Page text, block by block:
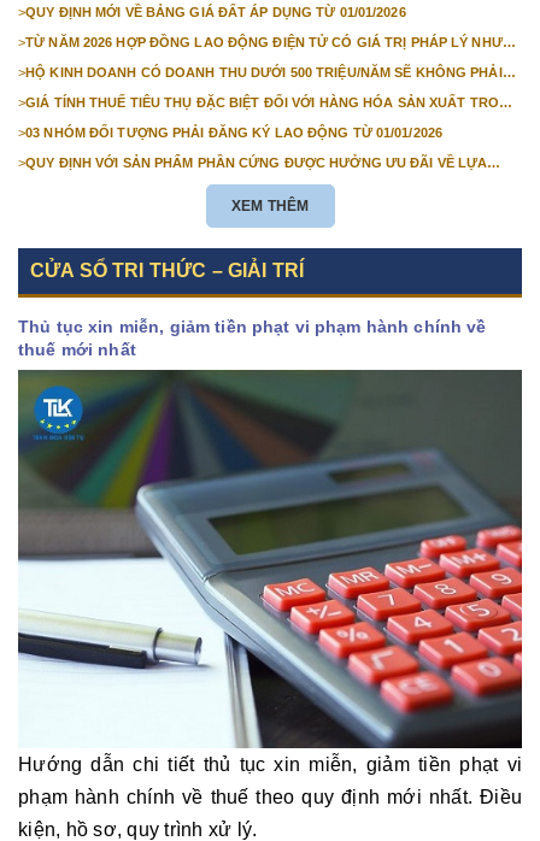
>QUY ĐỊNH MỚI VỀ BẢNG GIÁ ĐẤT ÁP DỤNG TỪ 01/01/2026
>TỪ NĂM 2026 HỢP ĐỒNG LAO ĐỘNG ĐIỆN TỬ CÓ GIÁ TRỊ PHÁP LÝ NHƯ
>HỘ KINH DOANH CÓ DOANH THU DƯỚI 500 TRIỆU/NĂM SẼ KHÔNG PHẢI
>GIÁ TÍNH THUẾ TIÊU THỤ ĐẶC BIỆT ĐỐI VỚI HÀNG HÓA SẢN XUẤT TRONG
>03 NHÓM ĐỐI TƯỢNG PHẢI ĐĂNG KÝ LAO ĐỘNG TỪ 01/01/2026
>QUY ĐỊNH VỚI SẢN PHẨM PHẦN CỨNG ĐƯỢC HƯỞNG ƯU ĐÃI VỀ LỰA
XEM THÊM
CỬA SỔ TRI THỨC – GIẢI TRÍ
Thủ tục xin miễn, giảm tiền phạt vi phạm hành chính về
thuế mới nhất
Hướng dẫn chi tiết thủ tục xin miễn, giảm tiền phạt vi
phạm hành chính về thuế theo quy định mới nhất. Điều
kiện, hồ sơ, quy trình xử lý.